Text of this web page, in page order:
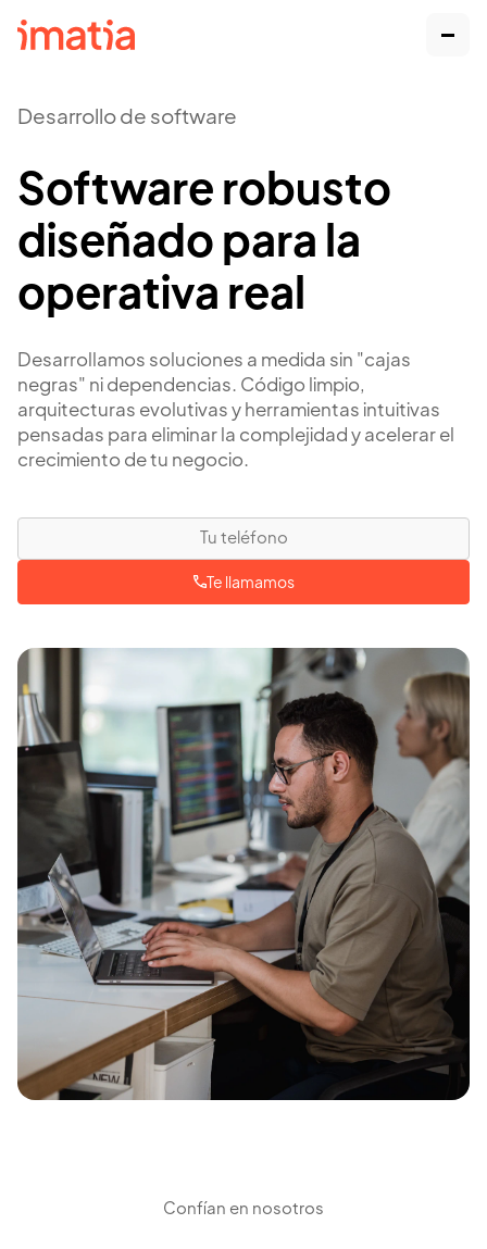
Desarrollo de software
Software robusto
diseñado para la
operativa real
Desarrollamos soluciones a medida sin "cajas
negras" ni dependencias. Código limpio,
arquitecturas evolutivas y herramientas intuitivas
pensadas para eliminar la complejidad y acelerar el
crecimiento de tu negocio.
Te llamamos
Confían en nosotros